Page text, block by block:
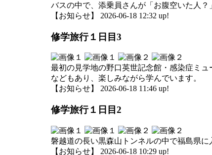
バスの中で、添乗員さんが「お腹空いた人
【お知らせ】 2026-06-18 12:32 up!
修学旅行１日目3
最初の見学地の野口英世記念館・感染症ミ
などもあり、楽しみながら学んでいます。
【お知らせ】 2026-06-18 11:46 up!
修学旅行１日目2
磐越道の長い黒森山トンネルの中で福島県
【お知らせ】 2026-06-18 10:29 up!